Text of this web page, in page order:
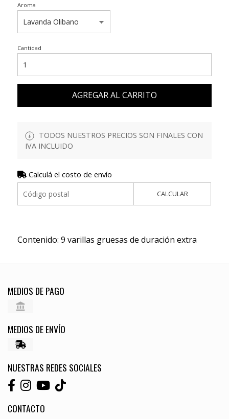
Aroma
Cantidad
AGREGAR AL CARRITO
TODOS NUESTROS PRECIOS SON FINALES CON
IVA INCLUIDO
Calculá el costo de envío
CALCULAR
Contenido: 9 varillas gruesas de duración extra
MEDIOS DE PAGO
MEDIOS DE ENVÍO
NUESTRAS REDES SOCIALES
CONTACTO